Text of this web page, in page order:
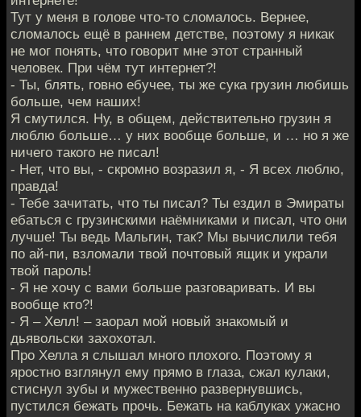
Тут у меня в голове что-то сломалось. Вернее,
сломалось ещё в раннем детстве, поэтому я никак
не мог понять, что говорит мне этот странный
человек. При чём тут интернет?!
- Ты, блять, говно ебучее, ты же сука грузин любишь
больше, чем наших!
Я смутился. Ну, в общем, действительно грузин я
люблю больше… у них вообще больше, и … но я же
ничего такого не писал!
- Нет, что вы, - скромно возразил я, - Я всех люблю,
правда!
- Тебе зачитать, что ты писал? Ты ездил в Эмираты
ебаться с грузинскими наёмниками и писал, что они
лучше! Ты ведь Мальгин, так? Мы вычислили тебя
по ай-пи, взломали твой почтовый ящик и украли
твой пароль!
- Я не хочу с вами больше разговаривать. И вы
вообще кто?!
- Я – Хелл! – заорал мой новый знакомый и
дьявольски захохотал.
Про Хелла я слышал много плохого. Поэтому я
яростно взглянул ему прямо в глаза, сжал кулаки,
стиснул зубы и мужественно развернувшись,
пустился бежать прочь. Бежать на каблуках ужасно